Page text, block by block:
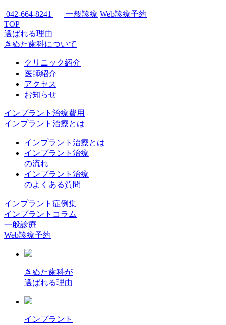
042-664-8241 一般診療 Web診療予約
TOP
選ばれる理由
きぬた歯科について
クリニック紹介
医師紹介
アクセス
お知らせ
インプラント治療費用
インプラント治療とは
インプラント治療とは
インプラント治療
の流れ
インプラント治療
のよくある質問
インプラント症例集
インプラントコラム
一般診療
Web診療予約
きぬた歯科が
選ばれる理由
インプラント